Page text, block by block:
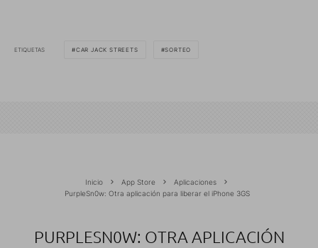
ETIQUETAS CAR JACK STREETS SORTEO
Inicio App Store
Aplicaciones
PurpleSn0w: Otra aplicación para liberar el iPhone 3GS
PURPLESN0W: OTRA APLICACIÓN